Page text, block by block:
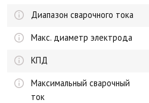
Диапазон сварочного тока
Макс. диаметр электрода
КПД
Максимальный сварочный
ток